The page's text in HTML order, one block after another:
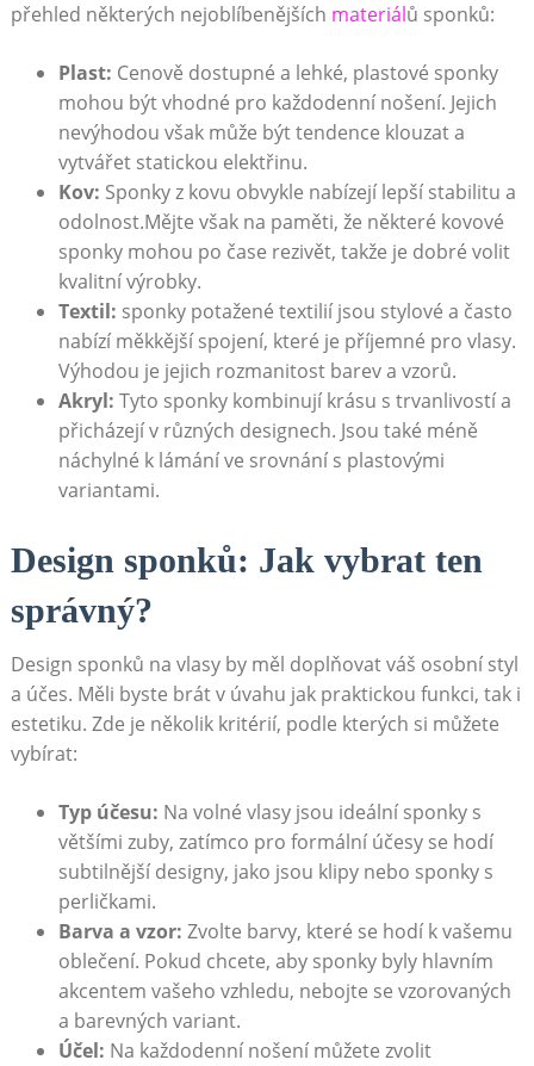
⁤přehled​ některých ​nejoblíbenějších materiálů sponků:
Plast: Cenově dostupné​ a lehké, plastové ​sponky
mohou být ‌vhodné pro každodenní nošení. Jejich
nevýhodou však může být tendence klouzat a
⁤vytvářet ‍statickou ‍elektřinu.
Kov: Sponky z kovu obvykle nabízejí lepší stabilitu ⁣a
odolnost.Mějte ⁢však na ⁢paměti, že některé ⁣kovové
sponky mohou po čase rezivět, takže je dobré volit
kvalitní výrobky.
Textil: sponky potažené textilií jsou stylové a často
nabízí ​měkkější spojení, které je příjemné pro vlasy. ​
Výhodou ‍je jejich rozmanitost barev a vzorů.
Akryl: Tyto⁢ sponky kombinují krásu s trvanlivostí a
přicházejí v různých designech.⁤ Jsou také méně⁤
náchylné k lámání ve ⁤srovnání⁤ s ​plastovými
variantami.
Design sponků: Jak vybrat ten
správný?
Design sponků na vlasy ⁢by měl doplňovat váš osobní styl
a účes. ‍Měli byste brát v úvahu jak praktickou funkci, tak i
estetiku.‍ Zde ‍je několik kritérií, podle kterých si můžete
vybírat:
Typ účesu: ‌Na volné vlasy jsou ideální sponky s
většími ⁢zuby, zatímco pro formální účesy se ​hodí
subtilnější ‍designy,​ jako jsou klipy nebo sponky s
perličkami.
Barva a vzor: Zvolte barvy, které se⁣ hodí k vašemu
oblečení. Pokud chcete, aby sponky byly hlavním
akcentem vašeho vzhledu, nebojte se vzorovaných
a barevných‍ variant.
Účel: Na každodenní nošení můžete zvolit